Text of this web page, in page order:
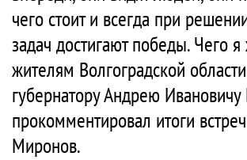
чего стоит и всегда при
задач достигают победы. Чего
жителям Волгоградской
губернатору Андрею Ивановичу
прокомментировал итоги
Миронов.